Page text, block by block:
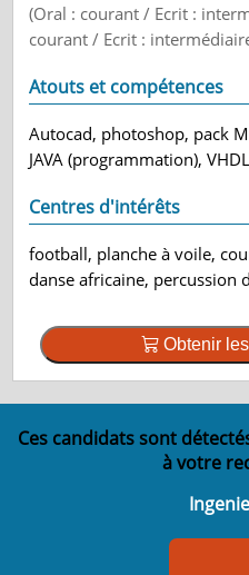
(Oral : courant / Ecrit :
courant / Ecrit :
Atouts et compétences
Autocad, photoshop, pack
JAVA (programmation), VHDL
Centres d'intérêts
football, planche à voile,
danse africaine, percussion
Obtenir
Ces candidats sont
à votre